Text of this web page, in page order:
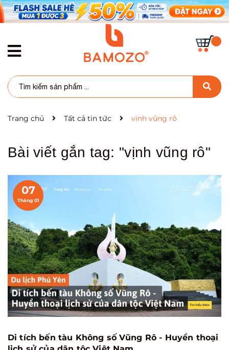
Trang chủ Tất cả tin tức vịnh vũng rô
Bài viết gắn tag: "vịnh vũng rô"
07
Tháng 01
Di tích bến tàu Không số Vũng Rô - Huyền thoại